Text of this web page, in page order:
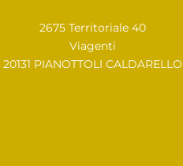
2675 Territoriale 40
Viagenti
20131 PIANOTTOLI CALDARELLO